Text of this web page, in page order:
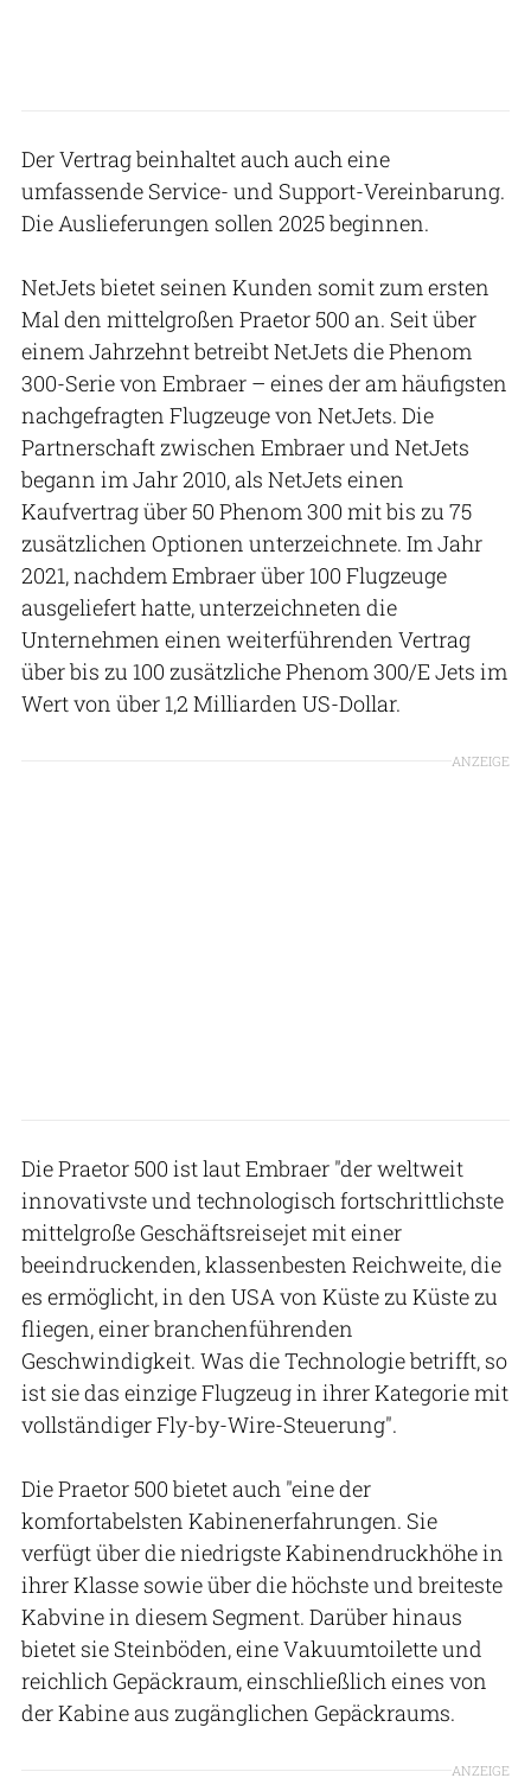
Der Vertrag beinhaltet auch auch eine
umfassende Service- und Support-Vereinbarung.
Die Auslieferungen sollen 2025 beginnen.
NetJets bietet seinen Kunden somit zum ersten
Mal den mittelgroßen Praetor 500 an. Seit über
einem Jahrzehnt betreibt NetJets die Phenom
300-Serie von Embraer – eines der am häufigsten
nachgefragten Flugzeuge von NetJets. Die
Partnerschaft zwischen Embraer und NetJets
begann im Jahr 2010, als NetJets einen
Kaufvertrag über 50 Phenom 300 mit bis zu 75
zusätzlichen Optionen unterzeichnete. Im Jahr
2021, nachdem Embraer über 100 Flugzeuge
ausgeliefert hatte, unterzeichneten die
Unternehmen einen weiterführenden Vertrag
über bis zu 100 zusätzliche Phenom 300/E Jets im
Wert von über 1,2 Milliarden US-Dollar.
ANZEIGE
Die Praetor 500 ist laut Embraer "der weltweit
innovativste und technologisch fortschrittlichste
mittelgroße Geschäftsreisejet mit einer
beeindruckenden, klassenbesten Reichweite, die
es ermöglicht, in den USA von Küste zu Küste zu
fliegen, einer branchenführenden
Geschwindigkeit. Was die Technologie betrifft, so
ist sie das einzige Flugzeug in ihrer Kategorie mit
vollständiger Fly-by-Wire-Steuerung".
Die Praetor 500 bietet auch "eine der
komfortabelsten Kabinenerfahrungen. Sie
verfügt über die niedrigste Kabinendruckhöhe in
ihrer Klasse sowie über die höchste und breiteste
Kabvine in diesem Segment. Darüber hinaus
bietet sie Steinböden, eine Vakuumtoilette und
reichlich Gepäckraum, einschließlich eines von
der Kabine aus zugänglichen Gepäckraums.
ANZEIGE